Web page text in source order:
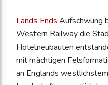
Lands Ends Aufschwung
Western Railway die
Hotelneubauten
mit mächtigen
an Englands